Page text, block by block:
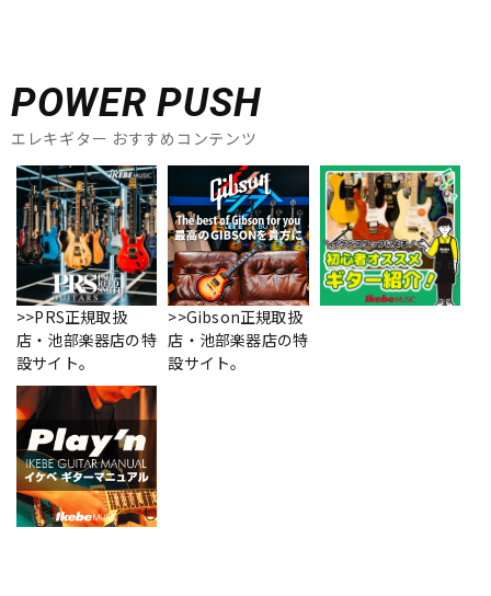
POWER PUSH
エレキギター おすすめコンテンツ
>>PRS正規取扱
店・池部楽器店の特
設サイト。
>>Gibson正規取扱
店・池部楽器店の特
設サイト。